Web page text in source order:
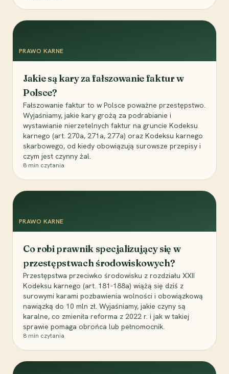
PRAWO KARNE
Jakie są kary za fałszowanie faktur w
Polsce?
Fałszowanie faktur to w Polsce poważne przestępstwo.
Wyjaśniamy, jakie kary grożą za podrabianie i
wystawianie nierzetelnych faktur na gruncie Kodeksu
karnego (art. 270a, 271a, 277a) oraz Kodeksu karnego
skarbowego, od kiedy obowiązują surowsze przepisy i
czym jest czynny żal.
8 min czytania
PRAWO KARNE
Co robi prawnik specjalizujący się w
przestępstwach środowiskowych?
Przestępstwa przeciwko środowisku z rozdziału XXII
Kodeksu karnego (art. 181-188a) wiążą się dziś z
surowymi karami pozbawienia wolności i obowiązkową
nawiązką do 10 mln zł. Wyjaśniamy, jakie czyny są
karalne, co zmieniła reforma z 2022 r. i jak w takiej
sprawie pomaga obrońca lub pełnomocnik.
8 min czytania